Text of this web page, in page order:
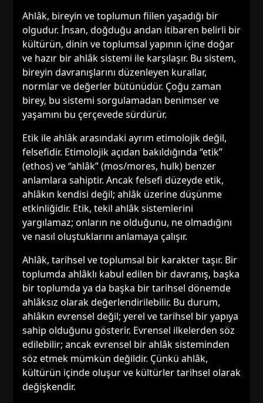
Ahlâk, bireyin ve toplumun fiilen yaşadığı bir
olgudur. İnsan, doğduğu andan itibaren belirli bir
kültürün, dinin ve toplumsal yapının içine doğar
ve hazır bir ahlâk sistemi ile karşılaşır. Bu sistem,
bireyin davranışlarını düzenleyen kurallar,
normlar ve değerler bütünüdür. Çoğu zaman
birey, bu sistemi sorgulamadan benimser ve
yaşamını bu çerçevede sürdürür.
Etik ile ahlâk arasındaki ayrım etimolojik değil,
felsefidir. Etimolojik açıdan bakıldığında “etik”
(ethos) ve “ahlâk” (mos/mores, hulk) benzer
anlamlara sahiptir. Ancak felsefi düzeyde etik,
ahlâkın kendisi değil; ahlâk üzerine düşünme
etkinliğidir. Etik, tekil ahlâk sistemlerini
yargılamaz; onların ne olduğunu, ne olmadığını
ve nasıl oluştuklarını anlamaya çalışır.
Ahlâk, tarihsel ve toplumsal bir karakter taşır. Bir
toplumda ahlâklı kabul edilen bir davranış, başka
bir toplumda ya da başka bir tarihsel dönemde
ahlâksız olarak değerlendirilebilir. Bu durum,
ahlâkın evrensel değil; yerel ve tarihsel bir yapıya
sahip olduğunu gösterir. Evrensel ilkelerden söz
edilebilir; ancak evrensel bir ahlâk sisteminden
söz etmek mümkün değildir. Çünkü ahlâk,
kültürün içinde oluşur ve kültürler tarihsel olarak
değişkendir.